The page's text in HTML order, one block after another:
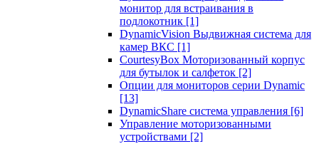
монитор для встраивания в
подлокотник [1]
DynamicVision Выдвижная система для
камер ВКС [1]
CourtesyBox Моторизованный корпус
для бутылок и салфеток [2]
Опции для мониторов серии Dynamic
[13]
DynamicShare система управления [6]
Управление моторизованными
устройствами [2]